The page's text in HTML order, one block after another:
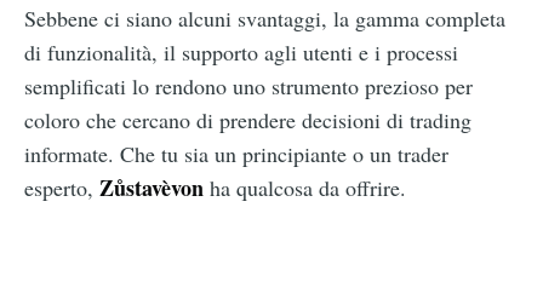
Sebbene ci siano alcuni svantaggi, la gamma completa
di funzionalità, il supporto agli utenti e i processi
semplificati lo rendono uno strumento prezioso per
coloro che cercano di prendere decisioni di trading
informate. Che tu sia un principiante o un trader
esperto, Zůstavèvon ha qualcosa da offrire.